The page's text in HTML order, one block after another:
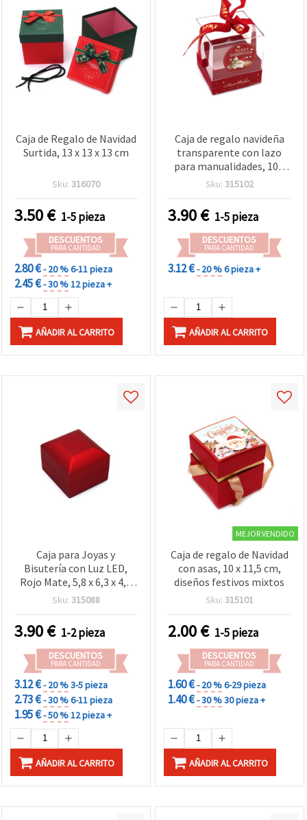
Caja de Regalo de Navidad
Surtida, 13 x 13 x 13 cm
Sku: 316070
3.50€ 1-5 pieza
DESCUENTOS
PARA CANTIDAD
2.80 €- 20 %6-11 pieza
2.45 €- 30 %12 pieza +
AÑADIR AL CARRITO
Caja de regalo navideña
transparente con lazo
para manualidades, 10 x
11,5 cm
Sku: 315102
3.90€ 1-5 pieza
DESCUENTOS
PARA CANTIDAD
3.12 €- 20 %6 pieza +
AÑADIR AL CARRITO
Caja para Joyas y
Bisutería con Luz LED,
Rojo Mate, 5,8 x 6,3 x 4,9
cm
Sku: 315088
3.90€ 1-2 pieza
DESCUENTOS
PARA CANTIDAD
3.12 €- 20 %3-5 pieza
2.73 €- 30 %6-11 pieza
1.95 €- 50 %12 pieza +
AÑADIR AL CARRITO
MEJOR VENDIDO
Caja de regalo de Navidad
con asas, 10 x 11,5 cm,
diseños festivos mixtos
Sku: 315101
2.00€ 1-5 pieza
DESCUENTOS
PARA CANTIDAD
1.60 €- 20 %6-29 pieza
1.40 €- 30 %30 pieza +
AÑADIR AL CARRITO